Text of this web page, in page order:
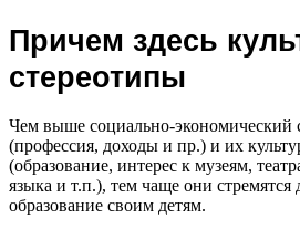
Причем здесь
стереотипы
Чем выше социально-экономический
(профессия, доходы и пр.) и их
(образование, интерес к музеям,
языка и т.п.), тем чаще они стремятся
образование своим детям.